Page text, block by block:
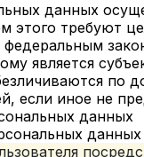
данных
этого требуют
является
по
если иное не
данных